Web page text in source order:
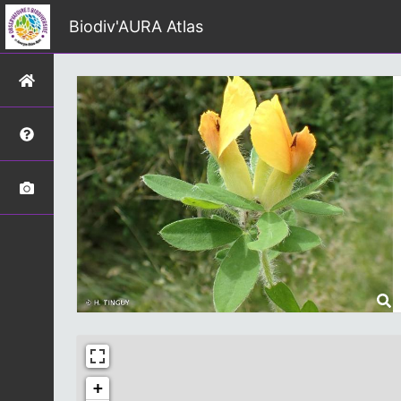
Biodiv'AURA Atlas
+